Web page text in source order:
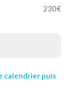
230€
calendrier puis